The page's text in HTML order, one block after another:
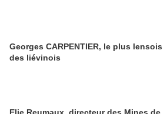
Georges CARPENTIER, le plus lensois
des liévinois